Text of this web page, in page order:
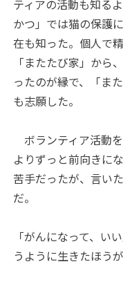
ティアの活動も知る
かつ」では猫の保護
在も知った。個人で
「またたび家」から
ったのが縁で、「ま
も志願した。
ボランティア活動
よりずっと前向きに
苦手だったが、言い
だ。
「がんになって、い
うように生きたほう